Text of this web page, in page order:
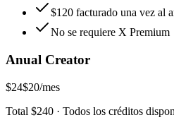
$120 facturado una vez al
No se requiere X Premium
Anual Creator
$24$20/mes
Total $240 · Todos los créditos